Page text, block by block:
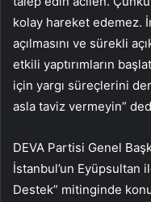
kolay hareket edemez.
açılmasını ve sürekli
etkili yaptırımların
için yargı süreçlerini
asla taviz vermeyin”
DEVA Partisi Genel
İstanbul’un Eyüpsultan
Destek” mitinginde